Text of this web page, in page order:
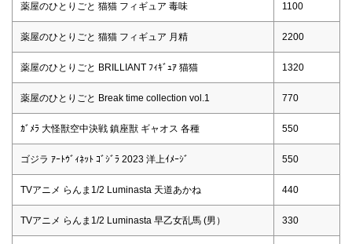
薬屋のひとりごと 猫猫 フィギュア 毒味 1100
薬屋のひとりごと 猫猫 フィギュア 月精 2200
薬屋のひとりごと BRILLIANT ﾌｨｷﾞｭｱ 猫猫 1320
薬屋のひとりごと Break time collection vol.1 770
ｶﾞﾒﾗ 大怪獣空中決戦 鎮座獣 ギャオス 各種 550
ゴジラ ｱｰﾄｳﾞｨﾈｯﾄ ｺﾞｼﾞﾗ 2023 洋上ｲﾒｰｼﾞ 550
TVアニメ らんま1/2 Luminasta 天道あかね 440
TVアニメ らんま1/2 Luminasta 早乙女乱馬 (男） 330